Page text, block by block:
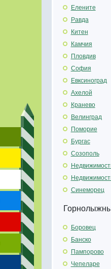
Елените
Равда
Китен
Камчия
Пловдив
София
Евксиноград
Ахелой
Кранево
Велинград
Поморие
Бургас
Созополь
Синеморец
Боровец
Банско
Пампорово
Чепеларе